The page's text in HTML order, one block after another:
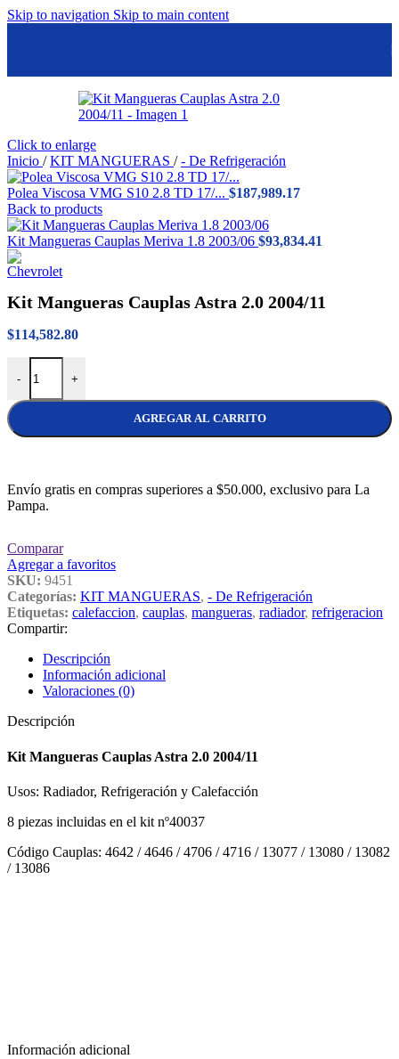
Skip to navigation Skip to main content
Click to enlarge
Inicio / KIT MANGUERAS / - De Refrigeración
Polea Viscosa VMG S10 2.8 TD 17/... $187,989.17
Back to products
Kit Mangueras Cauplas Meriva 1.8 2003/06 $93,834.41
Kit Mangueras Cauplas Astra 2.0 2004/11
$114,582.80
-
Kit Mangueras Cauplas Astra 2.0 2004/11 cantidad
+
AGREGAR AL CARRITO
Envío gratis en compras superiores a $50.000, exclusivo para La
Pampa.
Comparar
Agregar a favoritos
SKU: 9451
Categorías: KIT MANGUERAS, - De Refrigeración
Etiquetas: calefaccion, cauplas, mangueras, radiador, refrigeracion
Compartir:
Descripción
Información adicional
Valoraciones (0)
Descripción
Kit Mangueras Cauplas Astra 2.0 2004/11
Usos: Radiador, Refrigeración y Calefacción
8 piezas incluidas en el kit nº40037
Código Cauplas: 4642 / 4646 / 4706 / 4716 / 13077 / 13080 / 13082
/ 13086
Información adicional